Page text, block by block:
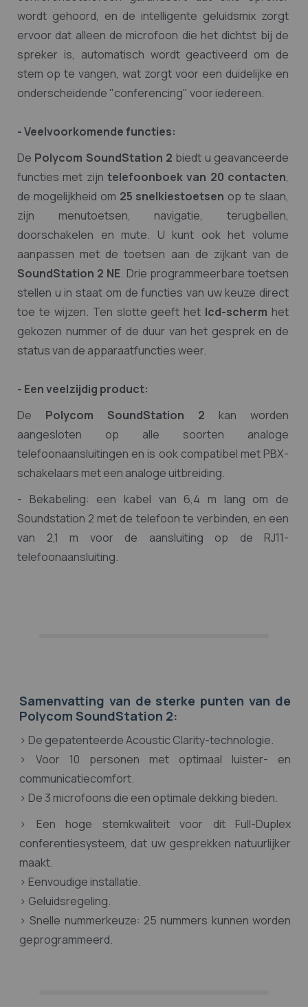
wordt gehoord, en de intelligente geluidsmix zorgt
ervoor dat alleen de microfoon die het dichtst bij de
spreker is, automatisch wordt geactiveerd om de
stem op te vangen, wat zorgt voor een duidelijke en
onderscheidende "conferencing" voor iedereen.
- Veelvoorkomende functies:
De Polycom SoundStation 2 biedt u geavanceerde
functies met zijn telefoonboek van 20 contacten,
de mogelijkheid om 25 snelkiestoetsen op te slaan,
zijn menutoetsen, navigatie, terugbellen,
doorschakelen en mute. U kunt ook het volume
aanpassen met de toetsen aan de zijkant van de
SoundStation 2 NE. Drie programmeerbare toetsen
stellen u in staat om de functies van uw keuze direct
toe te wijzen. Ten slotte geeft het lcd-scherm het
gekozen nummer of de duur van het gesprek en de
status van de apparaatfuncties weer.
- Een veelzijdig product:
De Polycom SoundStation 2 kan worden
aangesloten op alle soorten analoge
telefoonaansluitingen en is ook compatibel met PBX-
schakelaars met een analoge uitbreiding.
- Bekabeling: een kabel van 6,4 m lang om de
Soundstation 2 met de telefoon te verbinden, en een
van 2,1 m voor de aansluiting op de RJ11-
telefoonaansluiting.
Samenvatting van de sterke punten van de
Polycom SoundStation 2:
> De gepatenteerde Acoustic Clarity-technologie.
> Voor 10 personen met optimaal luister- en
communicatiecomfort.
> De 3 microfoons die een optimale dekking bieden.
> Een hoge stemkwaliteit voor dit Full-Duplex
conferentiesysteem, dat uw gesprekken natuurlijker
maakt.
> Eenvoudige installatie.
> Geluidsregeling.
> Snelle nummerkeuze: 25 nummers kunnen worden
geprogrammeerd.